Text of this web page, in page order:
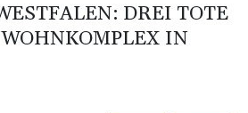
Assisi von tausenden jungen Menschen
DREI TOTE
IN